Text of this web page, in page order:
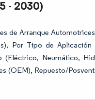
- 2030)
de Arranque
Por Tipo de
Neumático,
(OEM), Repuesto/